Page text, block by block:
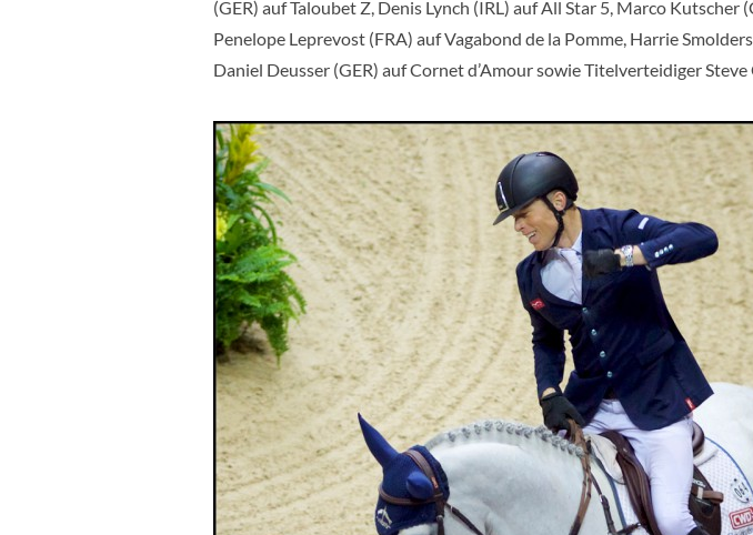
(GER) auf Taloubet Z, Denis Lynch (IRL) auf All Star 5, Marco Kutscher
Penelope Leprevost (FRA) auf Vagabond de la Pomme, Harrie
Daniel Deusser (GER) auf Cornet d’Amour sowie Titelverteidiger